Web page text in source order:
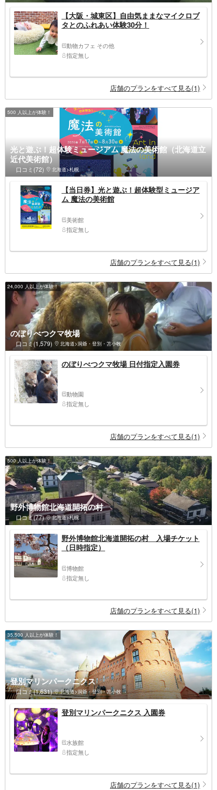
【大阪・城東区】自由気ままなマイクロブ
タとのふれあい体験30分！
動物カフェ その他
指定無し
店舗のプランをすべて見る(1)
500 人以上が体験！
光と遊ぶ！超体験ミュージアム 魔法の美術館（北海道立
近代美術館）
口コミ(72) 北海道>札幌
【当日券】光と遊ぶ！超体験型ミュージア
ム 魔法の美術館
美術館
指定無し
店舗のプランをすべて見る(1)
24,000 人以上が体験！
のぼりべつクマ牧場
口コミ(1,579) 北海道>洞爺・登別・苫小牧
のぼりべつクマ牧場 日付指定入園券
動物園
指定無し
店舗のプランをすべて見る(1)
500 人以上が体験！
野外博物館北海道開拓の村
口コミ(77) 北海道>札幌
野外博物館北海道開拓の村 入場チケット
（日時指定）
博物館
指定無し
店舗のプランをすべて見る(1)
35,500 人以上が体験！
登別マリンパークニクス
口コミ(1,631) 北海道>洞爺・登別・苫小牧
登別マリンパークニクス 入園券
水族館
指定無し
店舗のプランをすべて見る(1)